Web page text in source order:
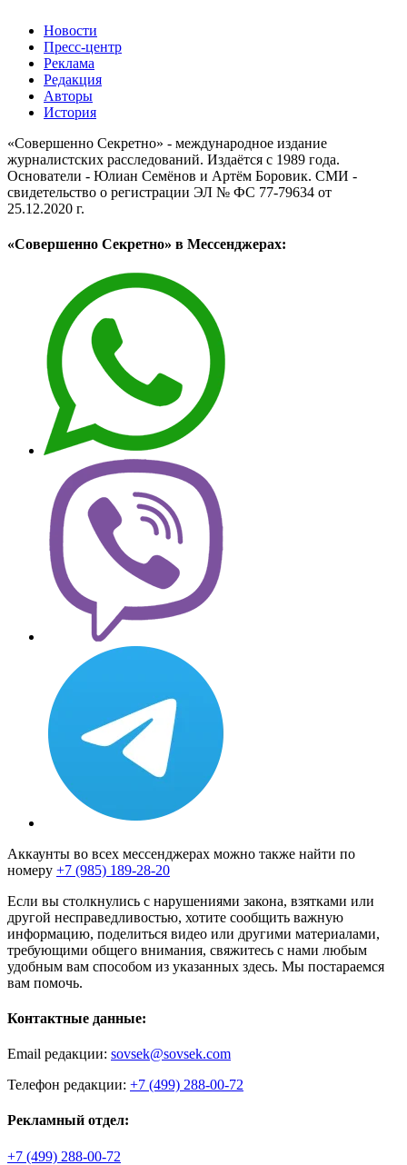
Новости
Пресс-центр
Реклама
Редакция
Авторы
История
«Совершенно Секретно» - международное издание
журналистских расследований. Издаётся с 1989 года.
Основатели - Юлиан Семёнов и Артём Боровик. CМИ -
свидетельство о регистрации ЭЛ № ФС 77-79634 от
25.12.2020 г.
«Совершенно Секретно» в Мессенджерах:
Аккаунты во всех мессенджерах можно также найти по
номеру +7 (985) 189-28-20
Если вы столкнулись с нарушениями закона, взятками или
другой несправедливостью, хотите сообщить важную
информацию, поделиться видео или другими материалами,
требующими общего внимания, свяжитесь с нами любым
удобным вам способом из указанных здесь. Мы постараемся
вам помочь.
Контактные данные:
Email редакции: sovsek@sovsek.com
Телефон редакции: +7 (499) 288-00-72
Рекламный отдел:
+7 (499) 288-00-72